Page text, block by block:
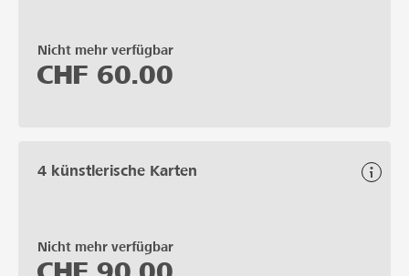
Nicht mehr verfügbar
CHF 60.00
4 künstlerische Karten
Nicht mehr verfügbar